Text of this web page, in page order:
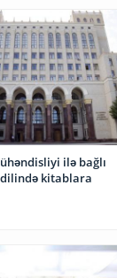
ilə bağlı
kitablara